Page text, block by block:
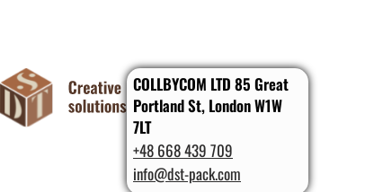
COLLBYCOM LTD 85 Great
Portland St, London W1W
7LT
+48 668 439 709
info@dst-pack.com